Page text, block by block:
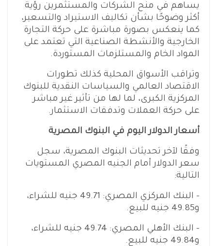
يساهم في منح الشركات والمستثمرين رؤية
أكثر وضوحًا بشأن تكاليف الاستيراد والتسعير،
كما ينعكس بصورة مباشرة على حركة التجارة
الخارجية والأنشطة الصناعية التي تعتمد على
المواد الخام والمستلزمات المستوردة.
وتراقب الأسواق المحلية كذلك تطورات
الاقتصاد العالمي والسياسات النقدية للبنوك
المركزية الكبرى، لما لها من تأثير غير مباشر
على حركة العملات وتدفقات الاستثمار.
أسعار الدولار اليوم في البنوك المصرية
وفقًا لآخر تحديثات البنوك المصرية، سجل
سعر الدولار أمام الجنيه المصري المستويات
التالية:
– البنك المركزي المصري: 49.71 جنيه للشراء،
و49.85 جنيه للبيع.
– البنك الأهلي المصري: 49.74 جنيه للشراء،
و49.84 جنيه للبيع.